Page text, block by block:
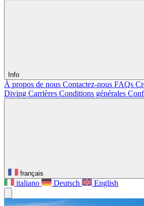
Info
À propos de nous Contactez-nous FAQs
Diving Carrières Conditions générales
français
italiano Deutsch English